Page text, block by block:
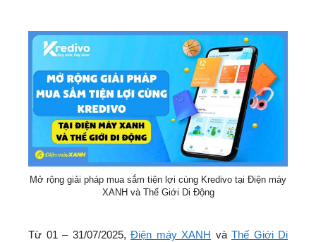
Mở rộng giải pháp mua sắm tiện lợi cùng Kredivo tại Điện máy
XANH và Thế Giới Di Động
Từ 01 – 31/07/2025, Điện máy XANH và Thế Giới Di